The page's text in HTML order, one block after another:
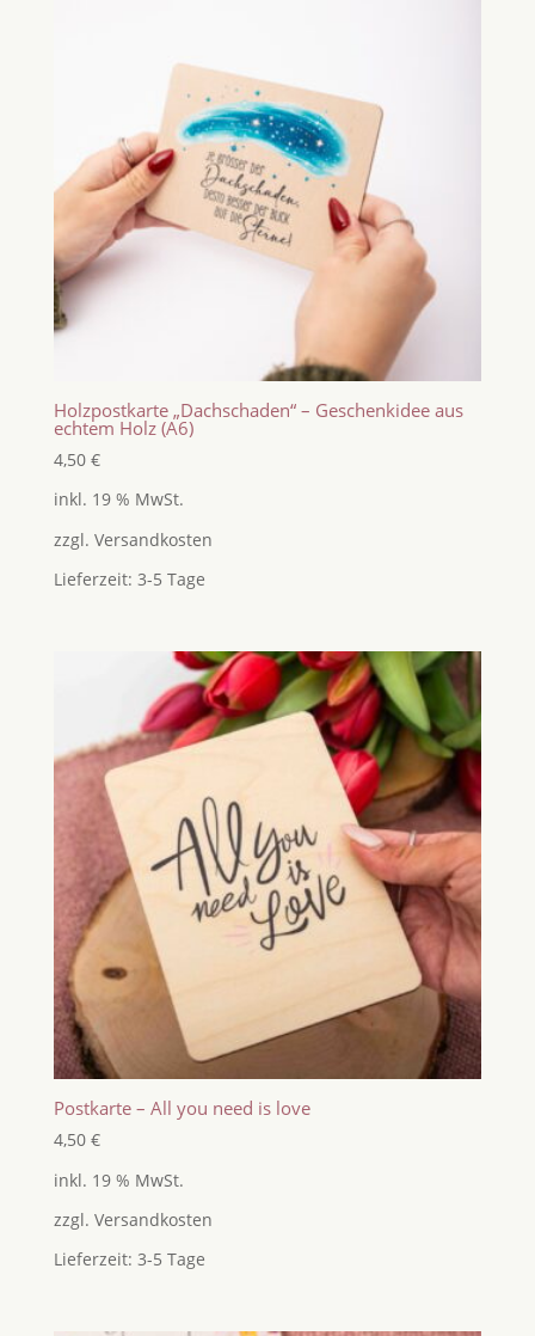
Holzpostkarte „Dachschaden“ – Geschenkidee aus
echtem Holz (A6)
4,50 €
inkl. 19 % MwSt.
zzgl. Versandkosten
Lieferzeit: 3-5 Tage
Postkarte – All you need is love
4,50 €
inkl. 19 % MwSt.
zzgl. Versandkosten
Lieferzeit: 3-5 Tage